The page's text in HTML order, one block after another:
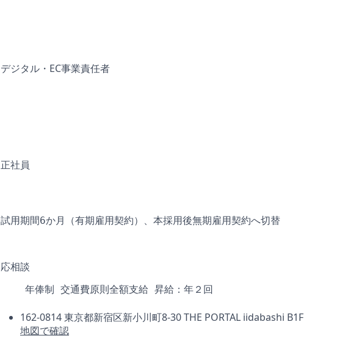
デジタル・EC事業責任者
正社員
試用期間6か月（有期雇用契約）、本採用後無期雇用契約へ切替
応相談
年俸制 交通費原則全額支給 昇給：年２回
162-0814 東京都新宿区新小川町8-30 THE PORTAL iidabashi B1F
地図で確認